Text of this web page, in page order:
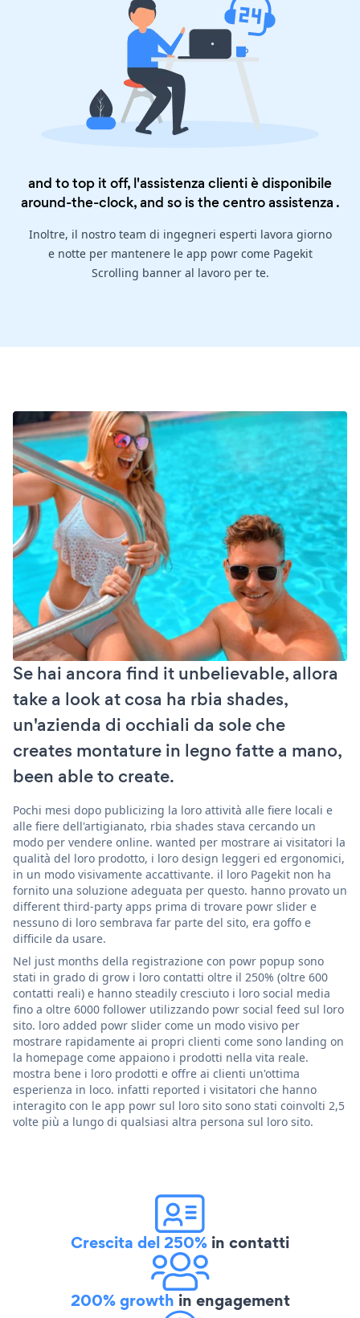
and to top it off, l'assistenza clienti è disponibile
around-the-clock, and so is thecentro assistenza .
Inoltre, il nostro team di ingegneri esperti lavora giorno
e notte per mantenere le app powr come Pagekit
Scrolling banner al lavoro per te.
Se hai ancora find it unbelievable, allora
take a look at cosa ha rbia shades,
un'azienda di occhiali da sole che
creates montature in legno fatte a mano,
been able to create.
Pochi mesi dopo publicizing la loro attività alle fiere locali e
alle fiere dell'artigianato, rbia shades stava cercando un
modo per vendere online. wanted per mostrare ai visitatori la
qualità del loro prodotto, i loro design leggeri ed ergonomici,
in un modo visivamente accattivante. il loro Pagekit non ha
fornito una soluzione adeguata per questo. hanno provato un
different third-party apps prima di trovare powr slider e
nessuno di loro sembrava far parte del sito, era goffo e
difficile da usare.
Nel just months della registrazione con powr popup sono
stati in grado di grow i loro contatti oltre il 250% (oltre 600
contatti reali) e hanno steadily cresciuto i loro social media
fino a oltre 6000 follower utilizzando powr social feed sul loro
sito. loro added powr slider come un modo visivo per
mostrare rapidamente ai propri clienti come sono landing on
la homepage come appaiono i prodotti nella vita reale.
mostra bene i loro prodotti e offre ai clienti un'ottima
esperienza in loco. infatti reported i visitatori che hanno
interagito con le app powr sul loro sito sono stati coinvolti 2,5
volte più a lungo di qualsiasi altra persona sul loro sito.
Crescita del 250% in contatti
200% growth in engagement